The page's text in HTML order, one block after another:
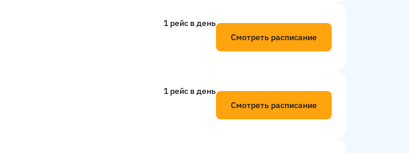
1 рейс в день
Смотреть расписание
1 рейс в день
Смотреть расписание